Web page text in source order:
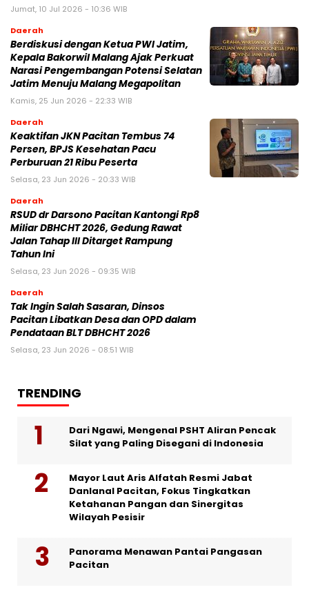
Jumat, 10 Jul 2026 - 10:36 WIB
Daerah
Berdiskusi dengan Ketua PWI Jatim,
Kepala Bakorwil Malang Ajak Perkuat
Narasi Pengembangan Potensi Selatan
Jatim Menuju Malang Megapolitan
Kamis, 25 Jun 2026 - 22:33 WIB
Daerah
Keaktifan JKN Pacitan Tembus 74
Persen, BPJS Kesehatan Pacu
Perburuan 21 Ribu Peserta
Selasa, 23 Jun 2026 - 20:33 WIB
Daerah
RSUD dr Darsono Pacitan Kantongi Rp8
Miliar DBHCHT 2026, Gedung Rawat
Jalan Tahap III Ditarget Rampung
Tahun Ini
Selasa, 23 Jun 2026 - 09:35 WIB
Daerah
Tak Ingin Salah Sasaran, Dinsos
Pacitan Libatkan Desa dan OPD dalam
Pendataan BLT DBHCHT 2026
Selasa, 23 Jun 2026 - 08:51 WIB
TRENDING
Dari Ngawi, Mengenal PSHT Aliran Pencak
Silat yang Paling Disegani di Indonesia
Mayor Laut Aris Alfatah Resmi Jabat
Danlanal Pacitan, Fokus Tingkatkan
Ketahanan Pangan dan Sinergitas
Wilayah Pesisir
Panorama Menawan Pantai Pangasan
Pacitan